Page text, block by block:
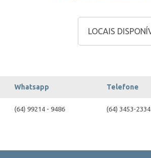
Whatsapp Telefone
(64) 99214 - 9486 (64) 3453-2334